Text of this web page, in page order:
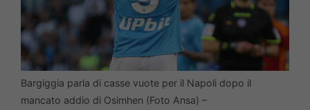
Bargiggia parla di casse vuote per il Napoli dopo il
mancato addio di Osimhen (Foto Ansa) –